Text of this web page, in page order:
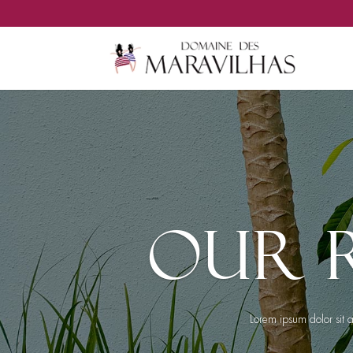
OUR
Lorem ipsum dolor